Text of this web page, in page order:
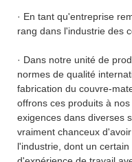
· En tant qu'entreprise
rang dans l'industrie des
· Dans notre unité de
normes de qualité
fabrication du couvre-
offrons ces produits à
exigences dans diverses
vraiment chanceux
l'industrie, dont un